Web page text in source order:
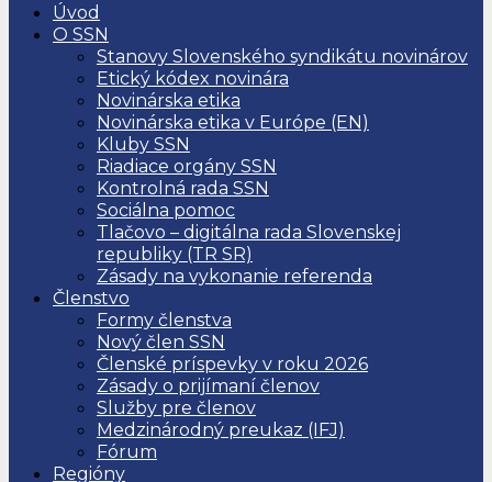
Úvod
O SSN
Stanovy Slovenského syndikátu novinárov
Etický kódex novinára
Novinárska etika
Novinárska etika v Európe (EN)
Kluby SSN
Riadiace orgány SSN
Kontrolná rada SSN
Sociálna pomoc
Tlačovo – digitálna rada Slovenskej
republiky (TR SR)
Zásady na vykonanie referenda
Členstvo
Formy členstva
Nový člen SSN
Členské príspevky v roku 2026
Zásady o prijímaní členov
Služby pre členov
Medzinárodný preukaz (IFJ)
Fórum
Regióny